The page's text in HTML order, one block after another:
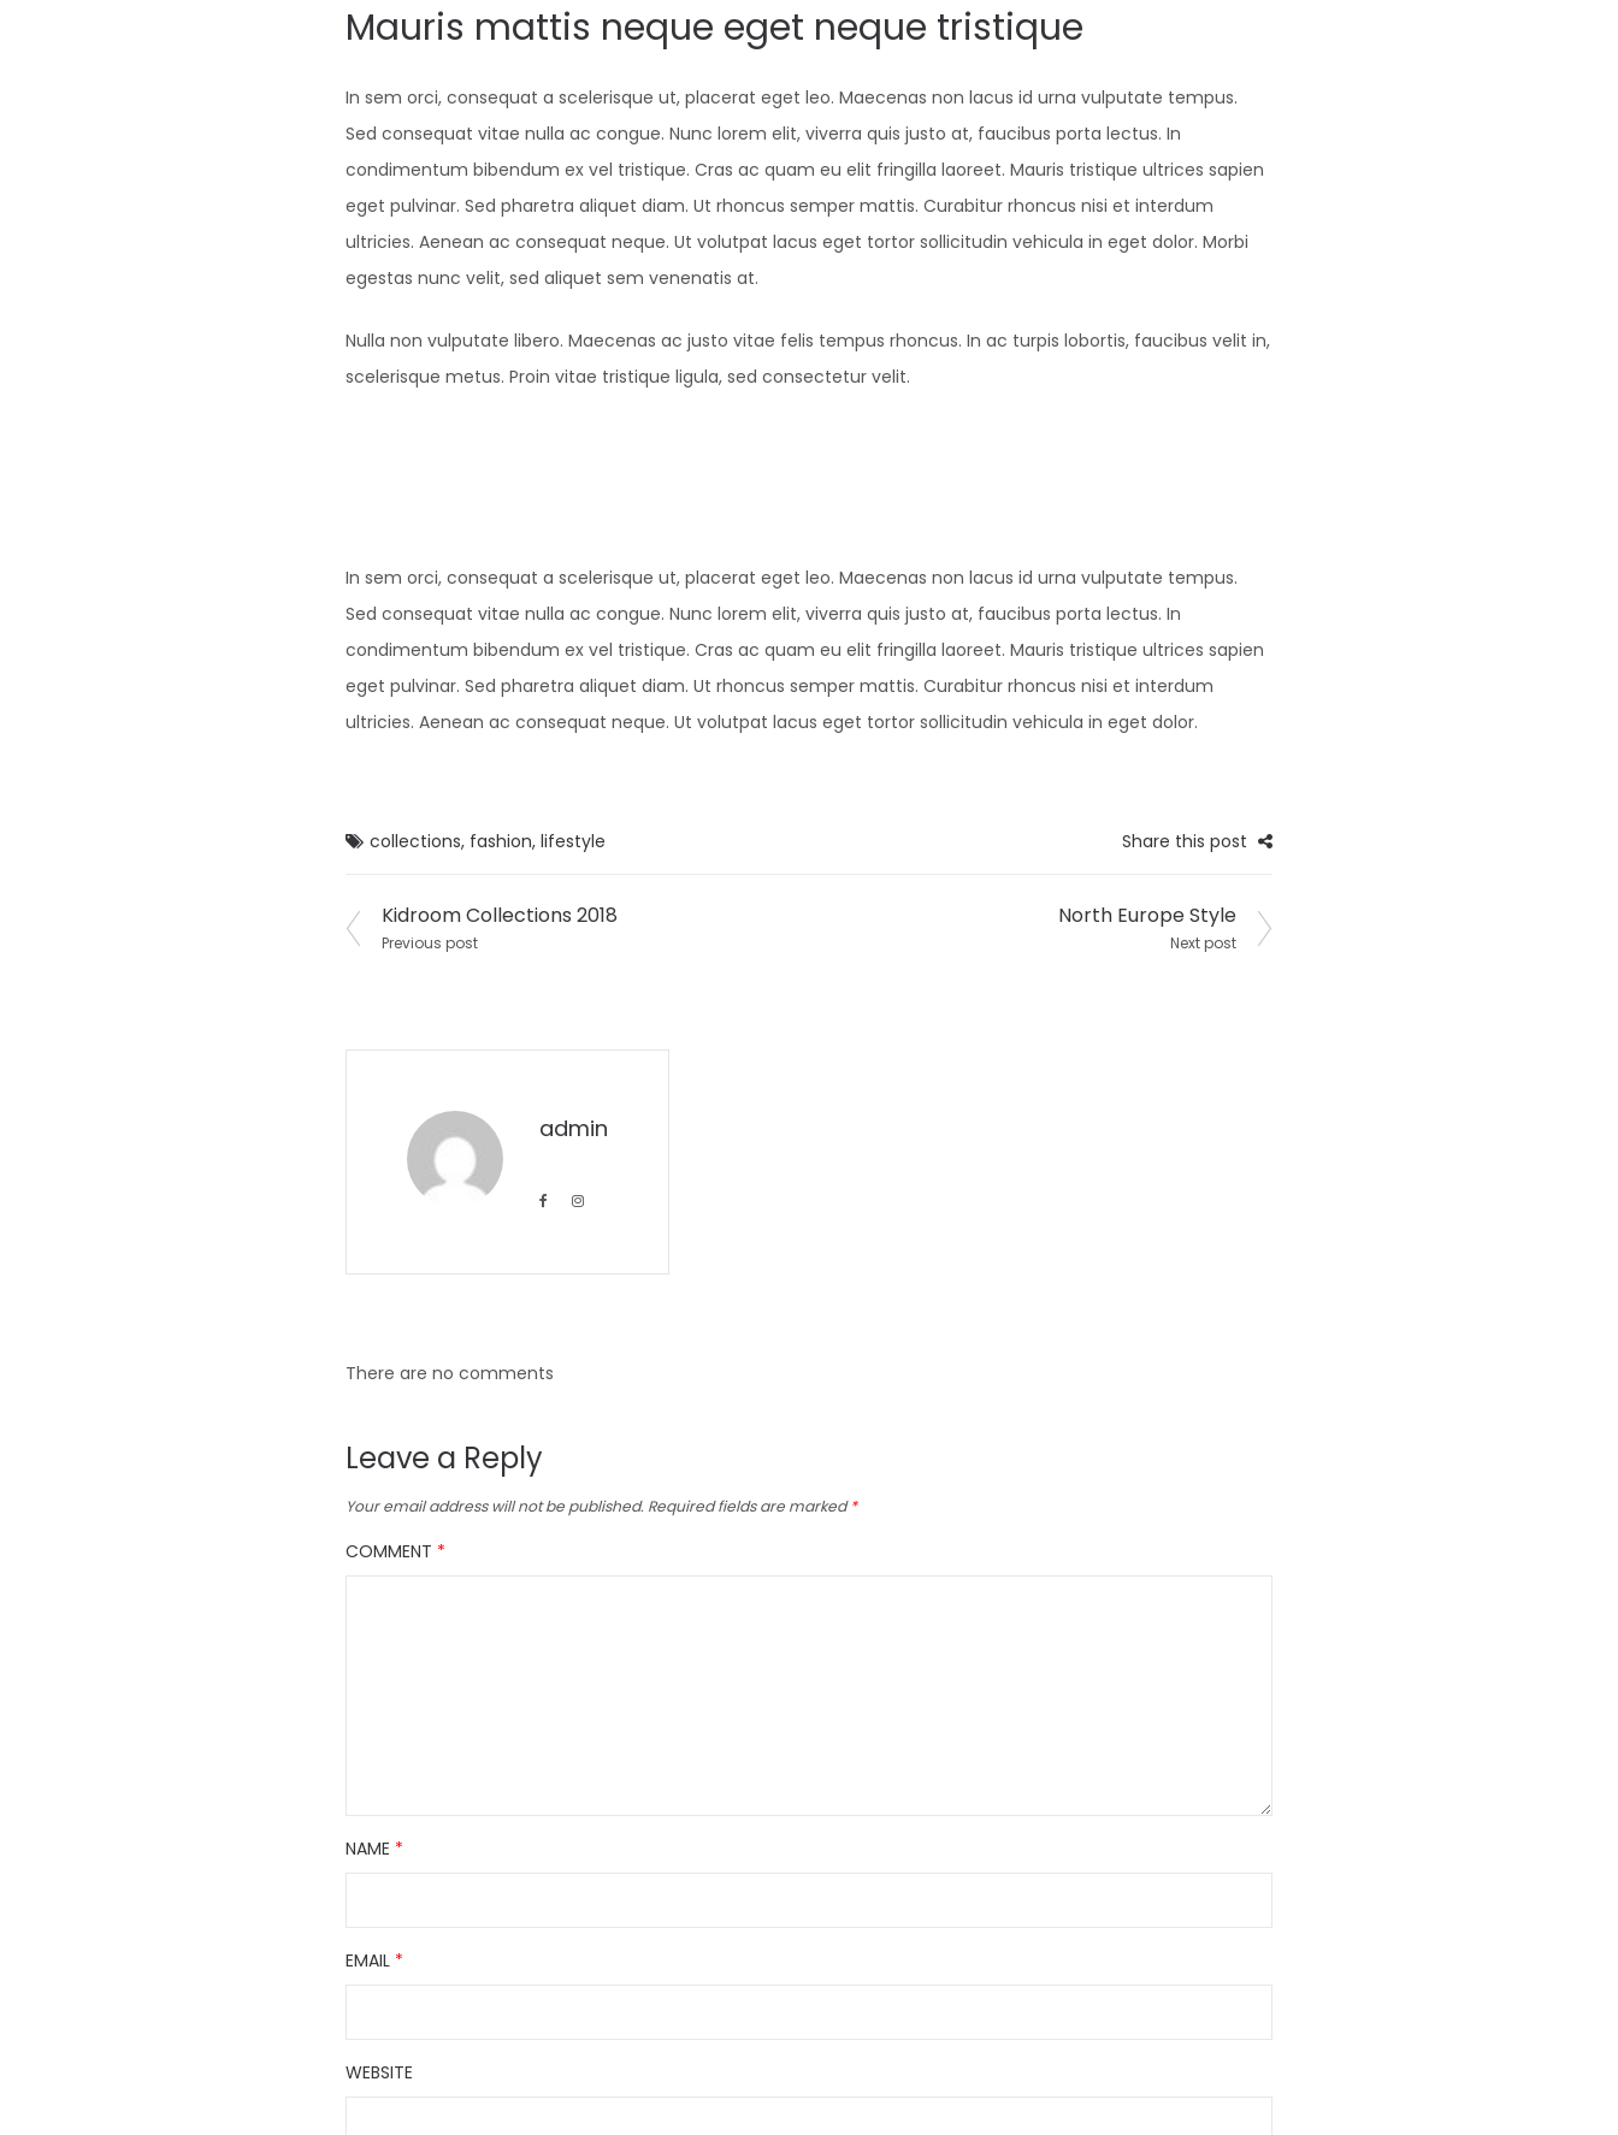
Mauris mattis neque eget neque tristique
In sem orci, consequat a scelerisque ut, placerat eget leo. Maecenas non lacus id urna vulputate tempus.
Sed consequat vitae nulla ac congue. Nunc lorem elit, viverra quis justo at, faucibus porta lectus. In
condimentum bibendum ex vel tristique. Cras ac quam eu elit fringilla laoreet. Mauris tristique ultrices sapien
eget pulvinar. Sed pharetra aliquet diam. Ut rhoncus semper mattis. Curabitur rhoncus nisi et interdum
ultricies. Aenean ac consequat neque. Ut volutpat lacus eget tortor sollicitudin vehicula in eget dolor. Morbi
egestas nunc velit, sed aliquet sem venenatis at.
Nulla non vulputate libero. Maecenas ac justo vitae felis tempus rhoncus. In ac turpis lobortis, faucibus velit in,
scelerisque metus. Proin vitae tristique ligula, sed consectetur velit.
In sem orci, consequat a scelerisque ut, placerat eget leo. Maecenas non lacus id urna vulputate tempus.
Sed consequat vitae nulla ac congue. Nunc lorem elit, viverra quis justo at, faucibus porta lectus. In
condimentum bibendum ex vel tristique. Cras ac quam eu elit fringilla laoreet. Mauris tristique ultrices sapien
eget pulvinar. Sed pharetra aliquet diam. Ut rhoncus semper mattis. Curabitur rhoncus nisi et interdum
ultricies. Aenean ac consequat neque. Ut volutpat lacus eget tortor sollicitudin vehicula in eget dolor.
collections, fashion, lifestyle Share this post
Post
Kidroom Collections 2018
Previous post
North Europe Style
Next post
admin
There are no comments
Leave a Reply
Your email address will not be published. Required fields are marked*
COMMENT *
NAME *
EMAIL *
WEBSITE